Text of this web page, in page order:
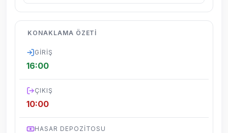
dönemsel olarak altyapı çalışmaları
yapılabilmektedir. Bu çalışma nedeniyle yol
KONAKLAMA ÖZETI
GIRIŞ
16:00
ÇIKIŞ
10:00
HASAR DEPOZITOSU